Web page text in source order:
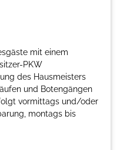
mit einem
PKW
des Hausmeisters
und Botengängen
vormittags und/oder
montags bis